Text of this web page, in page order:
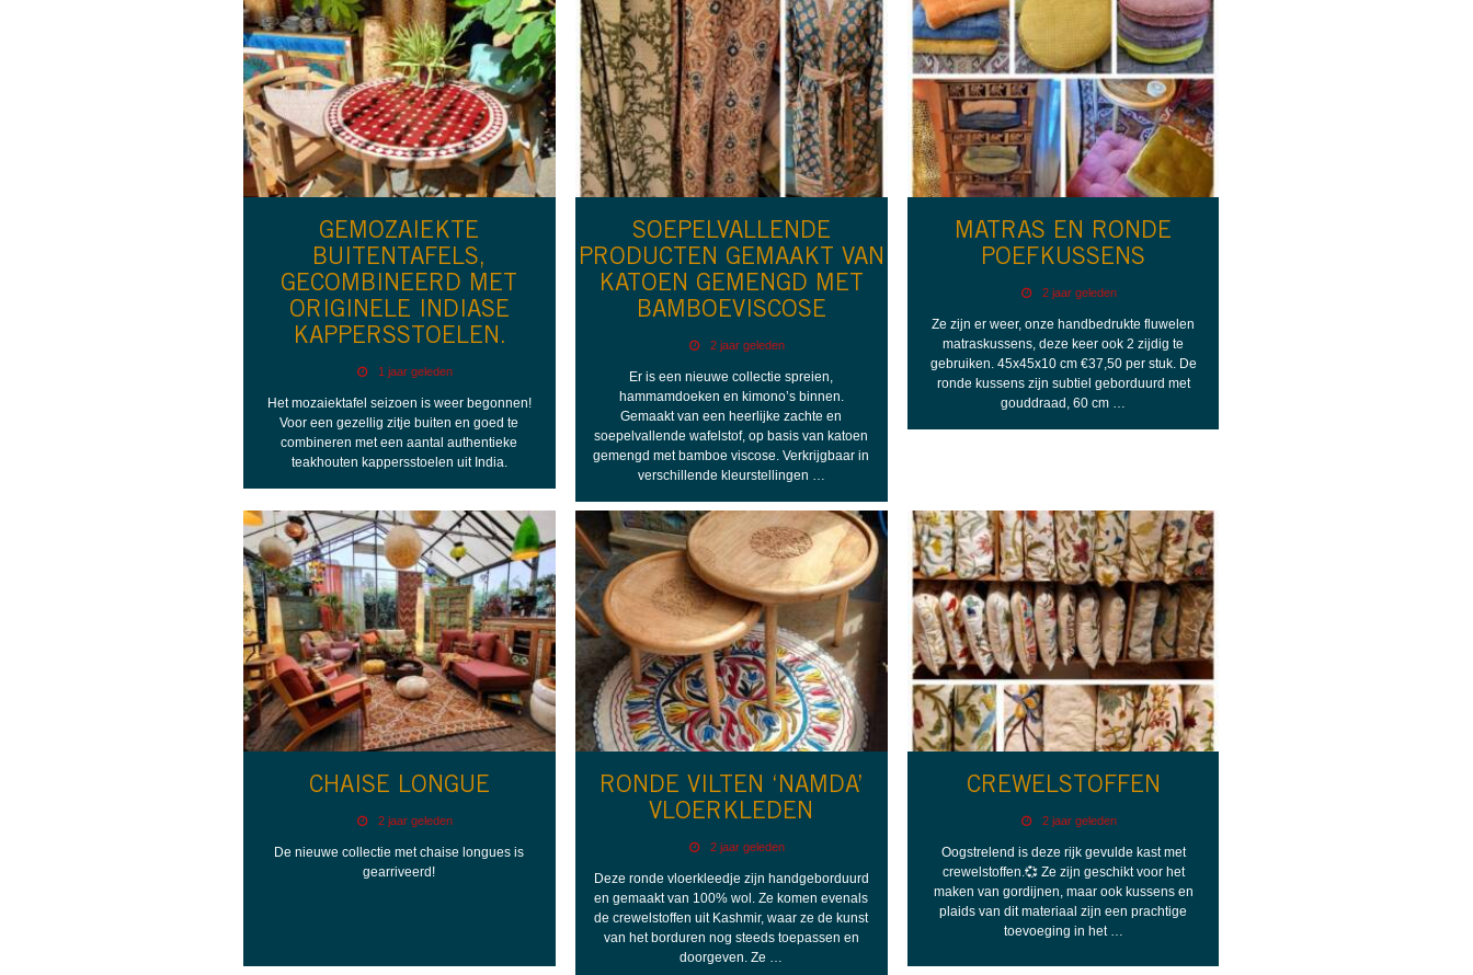
GEMOZAIEKTE
BUITENTAFELS,
GECOMBINEERD MET
ORIGINELE INDIASE
KAPPERSSTOELEN.
1 jaar geleden
Het mozaiektafel seizoen is weer begonnen!
Voor een gezellig zitje buiten en goed te
combineren met een aantal authentieke
teakhouten kappersstoelen uit India.
SOEPELVALLENDE
PRODUCTEN GEMAAKT VAN
KATOEN GEMENGD MET
BAMBOEVISCOSE
2 jaar geleden
Er is een nieuwe collectie spreien,
hammamdoeken en kimono’s binnen.
Gemaakt van een heerlijke zachte en
soepelvallende wafelstof, op basis van katoen
gemengd met bamboe viscose. Verkrijgbaar in
verschillende kleurstellingen …
MATRAS EN RONDE
POEFKUSSENS
2 jaar geleden
Ze zijn er weer, onze handbedrukte fluwelen
matraskussens, deze keer ook 2 zijdig te
gebruiken. 45x45x10 cm €37,50 per stuk. De
ronde kussens zijn subtiel geborduurd met
gouddraad, 60 cm …
CHAISE LONGUE
2 jaar geleden
De nieuwe collectie met chaise longues is
gearriveerd!
RONDE VILTEN ‘NAMDA’
VLOERKLEDEN
2 jaar geleden
Deze ronde vloerkleedje zijn handgeborduurd
en gemaakt van 100% wol. Ze komen evenals
de crewelstoffen uit Kashmir, waar ze de kunst
van het borduren nog steeds toepassen en
doorgeven. Ze …
CREWELSTOFFEN
2 jaar geleden
Oogstrelend is deze rijk gevulde kast met
crewelstoffen.💞 Ze zijn geschikt voor het
maken van gordijnen, maar ook kussens en
plaids van dit materiaal zijn een prachtige
toevoeging in het …